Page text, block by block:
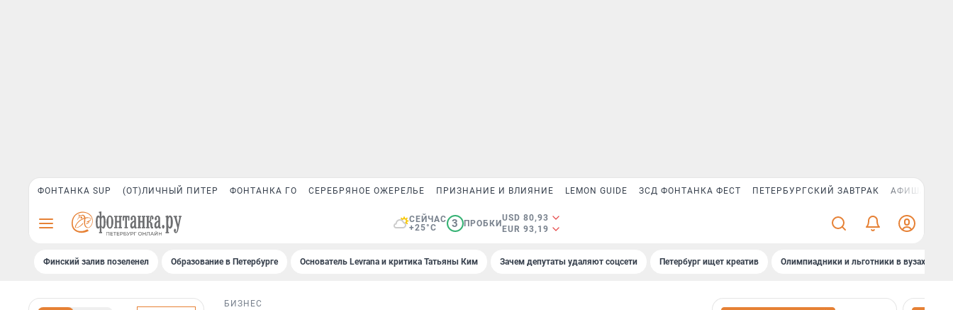
ФОНТАНКА SUP (ОТ)ЛИЧНЫЙ ПИТЕР ФОНТАНКА ГО СЕРЕБРЯНОЕ ОЖЕРЕЛЬЕ ПРИЗНАНИЕ И ВЛИЯНИЕ LEMON GUIDE ЗСД ФОНТАНКА ФЕСТ ПЕТЕРБУРГСКИЙ ЗАВТРАК АФИША PLUS
СЕЙЧАС
+25°C
3 ПРОБКИ
USD 80,93
EUR 93,19
Финский залив позеленел Образование в Петербурге Основатель Levrana и критика Татьяны Ким Зачем депутаты удаляют соцсети Петербург ищет креатив Олимпиадники и льготники в вузах СПб
БИЗНЕС